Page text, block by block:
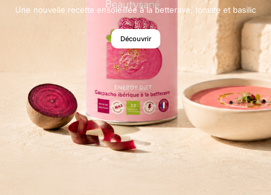
Une nouvelle recette ensoleillée à la betterave, tomate et basilic
Découvrir